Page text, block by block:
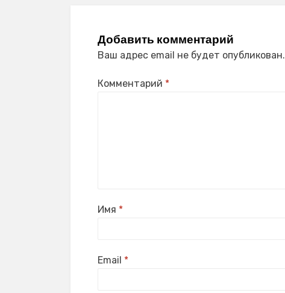
Добавить комментарий
Ваш адрес email не будет опубликован.
Комментарий *
Имя *
Email *